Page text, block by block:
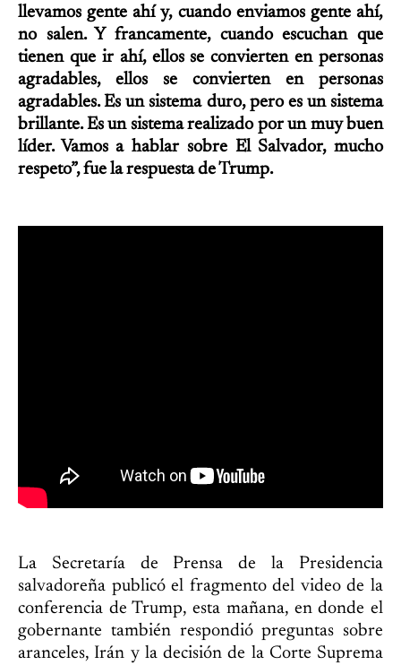
llevamos gente ahí y, cuando enviamos gente ahí,
no salen. Y francamente, cuando escuchan que
tienen que ir ahí, ellos se convierten en personas
agradables, ellos se convierten en personas
agradables. Es un sistema duro, pero es un sistema
brillante. Es un sistema realizado por un muy buen
líder. Vamos a hablar sobre El Salvador, mucho
respeto”, fue la respuesta de Trump.
La Secretaría de Prensa de la Presidencia
salvadoreña publicó el fragmento del video de la
conferencia de Trump, esta mañana, en donde el
gobernante también respondió preguntas sobre
aranceles, Irán y la decisión de la Corte Suprema